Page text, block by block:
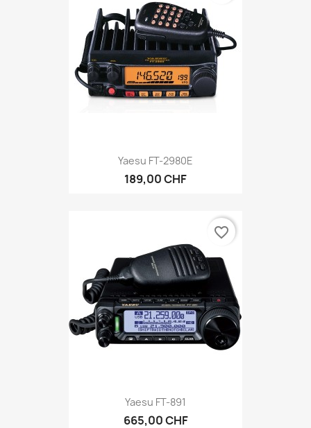
Yaesu FT-2980E
189,00 CHF
Yaesu FT-891
665,00 CHF
favorite_border